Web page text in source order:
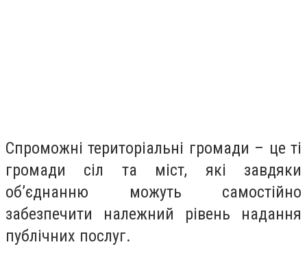
Спроможні територіальні громади – це ті
громади сіл та міст, які завдяки
об’єднанню можуть самостійно
забезпечити належний рівень надання
публічних послуг.